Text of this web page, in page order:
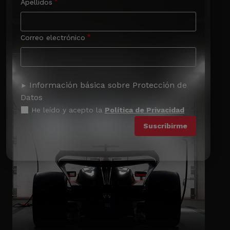
Apellidos
Correo electrónico
Información básica sobre Protección de
Datos
He leído y acepto la Política de Privacidad